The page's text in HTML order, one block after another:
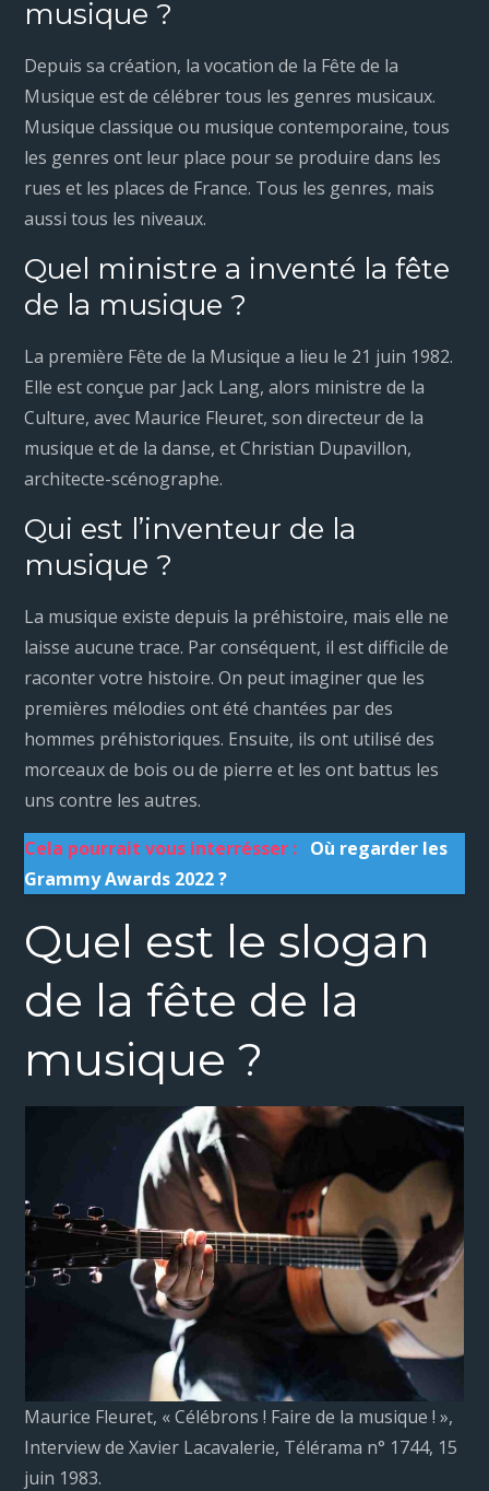
musique ?
Depuis sa création, la vocation de la Fête de la
Musique est de célébrer tous les genres musicaux.
Musique classique ou musique contemporaine, tous
les genres ont leur place pour se produire dans les
rues et les places de France. Tous les genres, mais
aussi tous les niveaux.
Quel ministre a inventé la fête
de la musique ?
La première Fête de la Musique a lieu le 21 juin 1982.
Elle est conçue par Jack Lang, alors ministre de la
Culture, avec Maurice Fleuret, son directeur de la
musique et de la danse, et Christian Dupavillon,
architecte-scénographe.
Qui est l’inventeur de la
musique ?
La musique existe depuis la préhistoire, mais elle ne
laisse aucune trace. Par conséquent, il est difficile de
raconter votre histoire. On peut imaginer que les
premières mélodies ont été chantées par des
hommes préhistoriques. Ensuite, ils ont utilisé des
morceaux de bois ou de pierre et les ont battus les
uns contre les autres.
Cela pourrait vous interrésser : Où regarder les
Grammy Awards 2022 ?
Quel est le slogan
de la fête de la
musique ?
Maurice Fleuret, « Célébrons ! Faire de la musique ! »,
Interview de Xavier Lacavalerie, Télérama n° 1744, 15
juin 1983.